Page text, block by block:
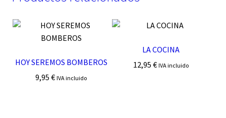
HOY SEREMOS BOMBEROS
9,95€ IVA incluido
LA COCINA
12,95 € IVA incluido